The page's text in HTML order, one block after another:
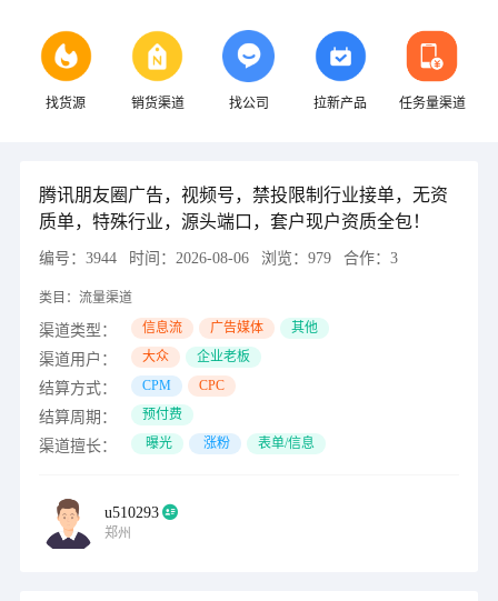
找货源 销货渠道 找公司 拉新产品 任务量渠道
腾讯朋友圈广告，视频号，禁投限制行业接单，无资
质单，特殊行业，源头端口，套户现户资质全包！
编号： 3944 时间： 2026-08-06 浏览： 979 合作： 3
类目： 流量渠道
渠道类型： 信息流 广告媒体 其他
渠道用户： 大众 企业老板
结算方式： CPM CPC
结算周期： 预付费
渠道擅长： 曝光 涨粉 表单/信息
u510293
郑州